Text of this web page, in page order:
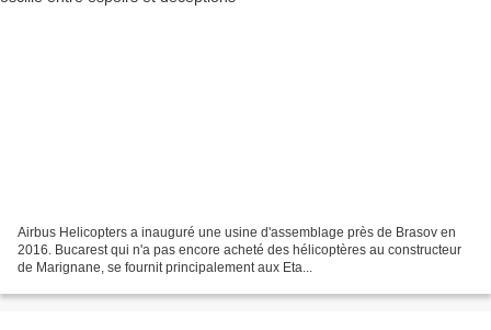
Airbus Helicopters a inauguré une usine d'assemblage près de Brasov en
2016. Bucarest qui n'a pas encore acheté des hélicoptères au constructeur
de Marignane, se fournit principalement aux Eta...